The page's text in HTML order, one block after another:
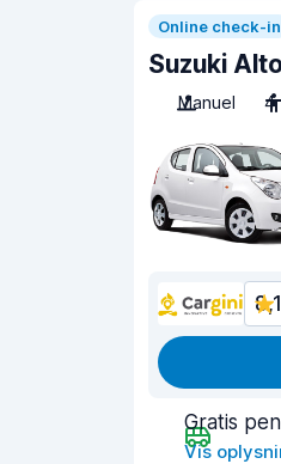
Online check-in
Suzuki
Manuel
4
8,1
Gratis
Vis